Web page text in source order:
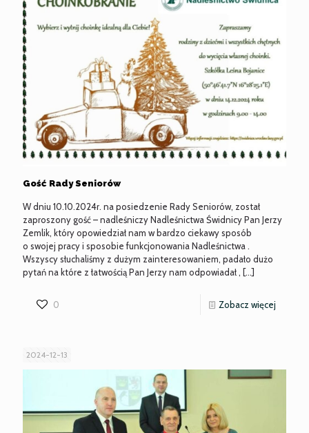
Gość Rady Seniorów
W dniu 10.10.2024r. na posiedzenie Rady Seniorów, został
zaproszony gość – nadleśniczy Nadleśnictwa Świdnicy Pan Jerzy
Zemlik, który opowiedział nam w bardzo ciekawy sposób
o swojej pracy i sposobie funkcjonowania Nadleśnictwa .
Wszyscy słuchaliśmy z dużym zainteresowaniem, padało dużo
pytań na które z łatwością Pan Jerzy nam odpowiadał , […]
0 Zobacz więcej
2024-12-13